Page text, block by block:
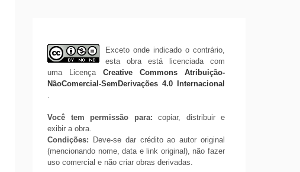
Exceto onde indicado o contrário,
esta obra está licenciada com
uma Licença Creative Commons Atribuição-
NãoComercial-SemDerivações 4.0 Internacional
.
Você tem permissão para: copiar, distribuir e
exibir a obra.
Condições: Deve-se dar crédito ao autor original
(mencionando nome, data e link original), não fazer
uso comercial e não criar obras derivadas.